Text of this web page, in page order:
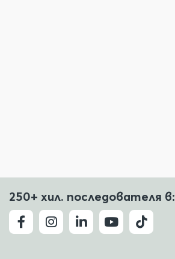
250+ хил. последователя в: